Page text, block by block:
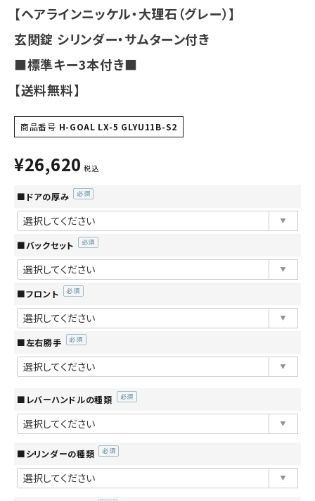
【ヘアラインニッケル・大理石（グレー）】
玄関錠 シリンダー・サムターン付き
■標準キー3本付き■
【送料無料】
商品番号 H-GOAL LX-5 GLYU11B-S2
¥26,620 税込
■ドアの厚み
須)
■バックセット
須)
■フロント
須)
■左右勝手
須)
■レバーハンドルの種類
■シリンダーの種類